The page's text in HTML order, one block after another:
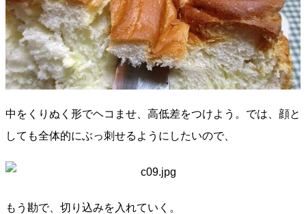
中をくりぬく形でヘコませ、高低差をつけよう。では、顔と
しても全体的にぶっ刺せるようにしたいので、
もう勘で、切り込みを入れていく。